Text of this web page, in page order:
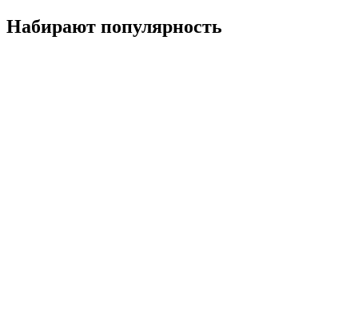
Набирают популярность